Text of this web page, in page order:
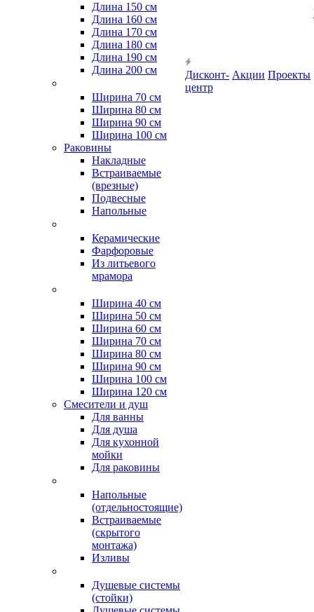
Длина 150 см
Длина 160 см
Длина 170 см
Длина 180 см
Длина 190 см
Длина 200 см
Ширина 70 см
Ширина 80 см
Ширина 90 см
Ширина 100 см
Раковины
Накладные
Встраиваемые
(врезные)
Подвесные
Напольные
Керамические
Фарфоровые
Из литьевого
мрамора
Ширина 40 см
Ширина 50 см
Ширина 60 см
Ширина 70 см
Ширина 80 см
Ширина 90 см
Ширина 100 см
Ширина 120 см
Смесители и душ
Для ванны
Для душа
Для кухонной
мойки
Для раковины
Напольные
(отдельностоящие)
Встраиваемые
(скрытого
монтажа)
Изливы
Душевые системы
(стойки)
Дисконт-
центр
Акции Проекты